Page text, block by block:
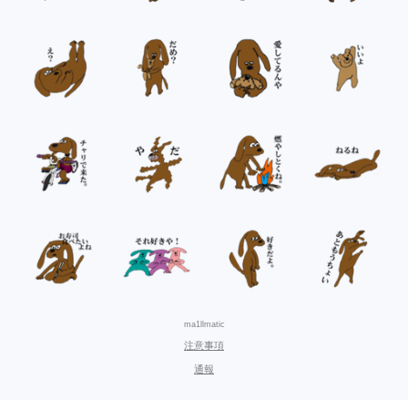
ma1llmatic
注意事項
通報